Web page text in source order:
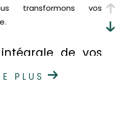
transformons vos
de vos
PLUS